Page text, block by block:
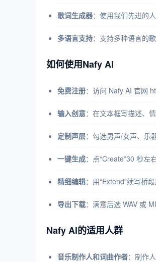
歌词生成器：使用我们先进的
多语言支持：支持多种语言的
如何使用Nafy AI
免费注册：访问 Nafy AI 官网
输入创意：在文本框写描述、
定制声层：勾选男声/女声、乐
一键生成：点“Create”30 秒左
精细编辑：用“Extend”续写桥
导出下载：满意后选 WAV 或
Nafy AI的适用人群
音乐制作人和词曲作者：制作